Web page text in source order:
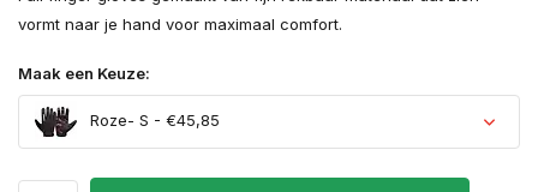
vormt naar je hand voor maximaal comfort.
Maak een Keuze:
Roze- S - €45,85